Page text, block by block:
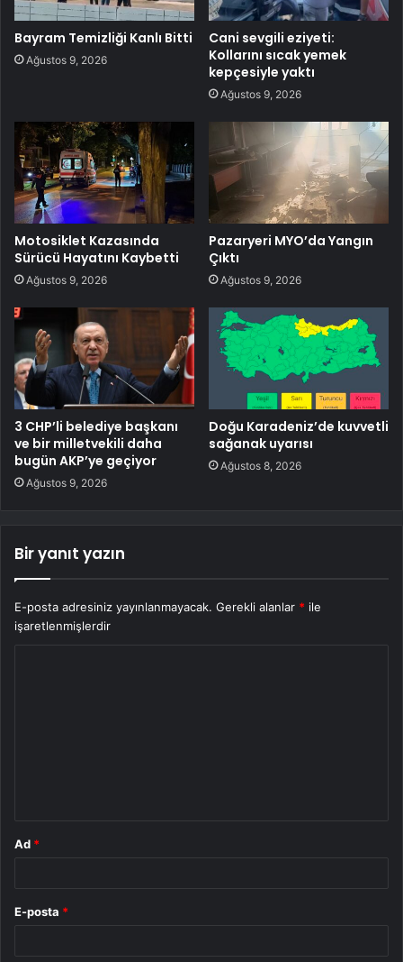
Bayram Temizliği Kanlı Bitti
Ağustos 9, 2026
Cani sevgili eziyeti:
Kollarını sıcak yemek
kepçesiyle yaktı
Ağustos 9, 2026
Motosiklet Kazasında
Sürücü Hayatını Kaybetti
Ağustos 9, 2026
Pazaryeri MYO’da Yangın
Çıktı
Ağustos 9, 2026
3 CHP’li belediye başkanı
ve bir milletvekili daha
bugün AKP’ye geçiyor
Ağustos 9, 2026
Doğu Karadeniz’de kuvvetli
sağanak uyarısı
Ağustos 8, 2026
Bir yanıt yazın
E-posta adresiniz yayınlanmayacak. Gerekli alanlar * ile
işaretlenmişlerdir
Ad *
E-posta *